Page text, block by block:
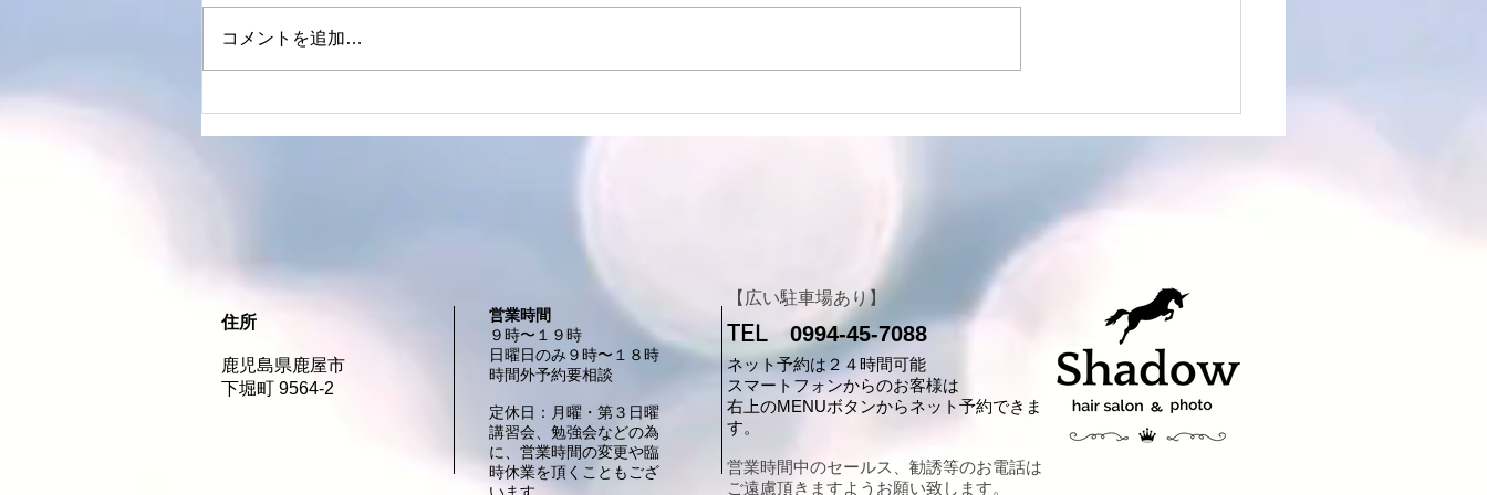
ェンジ
すが、台風の進路や状況によって
す。 そのため、営業するか、休
歩】育毛スパがリニューアル
コメントを追加…
住所
鹿児島県鹿屋市
下堀町 9564-2
営業時間
​９時〜１９時
日曜日のみ９時〜１８時
​時間外予約要相談
定休日：月曜・第３日曜
​講習会、勉強会などの為
に、営業時間の変更や臨
時休業を頂くこともござ
【広い駐車場あり】
TEL 0994-45-7088
ネット予約は２４時間可能
スマートフォンからのお客様は
​右上のMENUボタンからネット予約できま
す。
営業時間中のセールス、勧誘等のお電話は
ご遠慮頂きますようお願い致します。